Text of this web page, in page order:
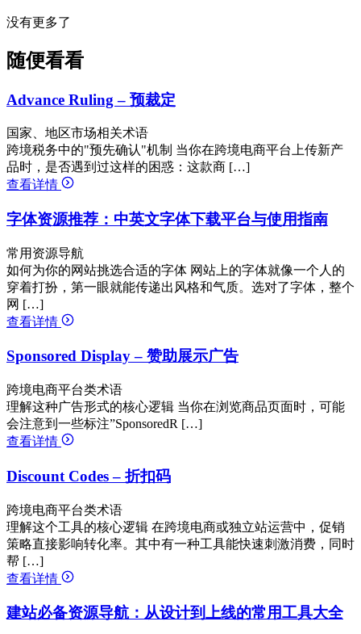
没有更多了
随便看看
Advance Ruling – 预裁定
国家、地区市场相关术语
跨境税务中的"预先确认"机制 当你在跨境电商平台上传新产
品时，是否遇到过这样的困惑：这款商 […]
查看详情
字体资源推荐：中英文字体下载平台与使用指南
常用资源导航
如何为你的网站挑选合适的字体 网站上的字体就像一个人的
穿着打扮，第一眼就能传递出风格和气质。选对了字体，整个
网 […]
查看详情
Sponsored Display – 赞助展示广告
跨境电商平台类术语
理解这种广告形式的核心逻辑 当你在浏览商品页面时，可能
会注意到一些标注”SponsoredR […]
查看详情
Discount Codes – 折扣码
跨境电商平台类术语
理解这个工具的核心逻辑 在跨境电商或独立站运营中，促销
策略直接影响转化率。其中有一种工具能快速刺激消费，同时
帮 […]
查看详情
建站必备资源导航：从设计到上线的常用工具大全